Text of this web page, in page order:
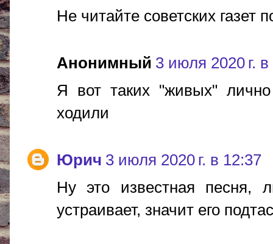
Не читайте советских
Анонимный 3 июля 2020 г.
Я вот таких "живых"
ходили
Юрич 3 июля 2020 г. в 12:37
Ну это известная песня,
устраивает, значит его